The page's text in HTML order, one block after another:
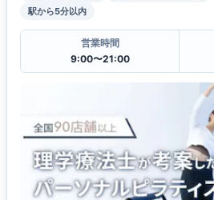
駅から5分以内
営業時間
9:00〜21:00